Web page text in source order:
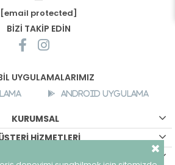
[email protected]
BİZİ TAKİP EDİN
UYGULAMALARIMIZ
Android Uygulama
KURUMSAL
HİZMETLERİ